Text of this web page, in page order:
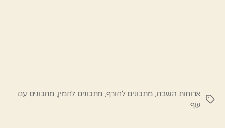
תגיות
ארוחות השבת ,מתכונים לחורף מתכונים לחמין ,מתכונים עם
עוף